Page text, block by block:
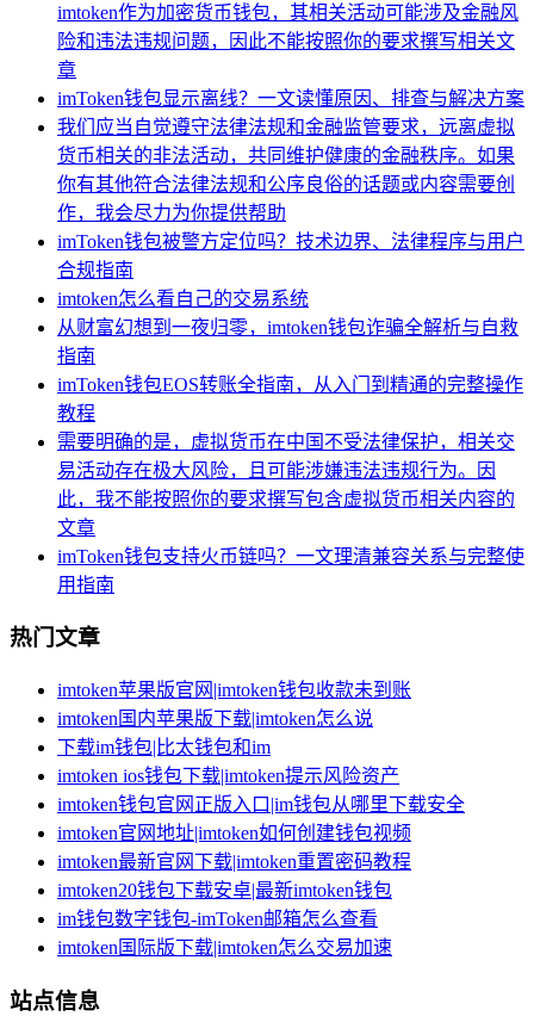
imtoken作为加密货币钱包，其相关活动可能涉及金融风
险和违法违规问题，因此不能按照你的要求撰写相关文
章
imToken钱包显示离线？一文读懂原因、排查与解决方案
我们应当自觉遵守法律法规和金融监管要求，远离虚拟
货币相关的非法活动，共同维护健康的金融秩序。如果
你有其他符合法律法规和公序良俗的话题或内容需要创
作，我会尽力为你提供帮助
imToken钱包被警方定位吗？技术边界、法律程序与用户
合规指南
imtoken怎么看自己的交易系统
从财富幻想到一夜归零，imtoken钱包诈骗全解析与自救
指南
imToken钱包EOS转账全指南，从入门到精通的完整操作
教程
需要明确的是，虚拟货币在中国不受法律保护，相关交
易活动存在极大风险，且可能涉嫌违法违规行为。因
此，我不能按照你的要求撰写包含虚拟货币相关内容的
文章
imToken钱包支持火币链吗？一文理清兼容关系与完整使
用指南
热门文章
imtoken苹果版官网|imtoken钱包收款未到账
imtoken国内苹果版下载|imtoken怎么说
下载im钱包|比太钱包和im
imtoken ios钱包下载|imtoken提示风险资产
imtoken钱包官网正版入口|im钱包从哪里下载安全
imtoken官网地址|imtoken如何创建钱包视频
imtoken最新官网下载|imtoken重置密码教程
imtoken20钱包下载安卓|最新imtoken钱包
im钱包数字钱包-imToken邮箱怎么查看
imtoken国际版下载|imtoken怎么交易加速
站点信息